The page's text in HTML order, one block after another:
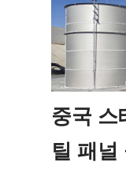
중국 스
틸 패널